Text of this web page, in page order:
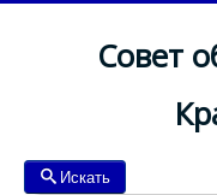
Совет
Искать